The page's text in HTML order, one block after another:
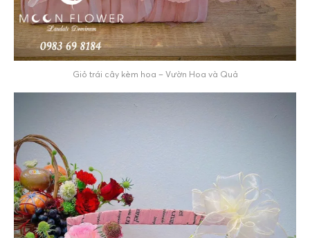
Giỏ trái cây kèm hoa – Vườn Hoa và Quả